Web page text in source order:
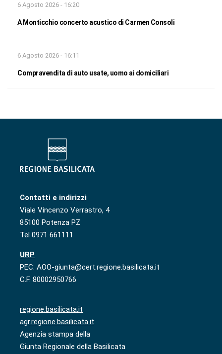
6 Agosto 2026 - 16:20
A Monticchio concerto acustico di Carmen Consoli
6 Agosto 2026 - 16:11
Compravendita di auto usate, uomo ai domiciliari
Contatti e indirizzi
Viale Vincenzo Verrastro, 4
85100 Potenza PZ
Tel 0971 661111
URP
PEC: AOO-giunta@cert.regione.basilicata.it
C.F. 80002950766
regione.basilicata.it
agr.regione.basilicata.it
Agenzia stampa della
Giunta Regionale della Basilicata